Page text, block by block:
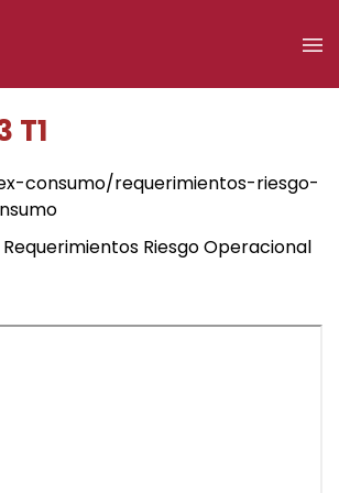
T1
consumo/requerimientos-riesgo-
Requerimientos Riesgo Operacional